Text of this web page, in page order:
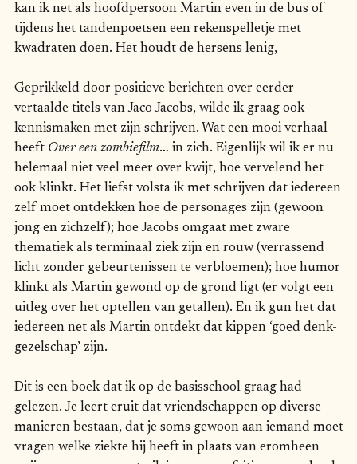
kan ik net als hoofdpersoon Martin even in de bus of
tijdens het tandenpoetsen een rekenspelletje met
kwadraten doen. Het houdt de hersens lenig,
Geprikkeld door positieve berichten over eerder
vertaalde titels van Jaco Jacobs, wilde ik graag ook
kennismaken met zijn schrijven. Wat een mooi verhaal
heeft Over een zombiefilm… in zich. Eigenlijk wil ik er nu
helemaal niet veel meer over kwijt, hoe vervelend het
ook klinkt. Het liefst volsta ik met schrijven dat iedereen
zelf moet ontdekken hoe de personages zijn (gewoon
jong en zichzelf); hoe Jacobs omgaat met zware
thematiek als terminaal ziek zijn en rouw (verrassend
licht zonder gebeurtenissen te verbloemen); hoe humor
klinkt als Martin gewond op de grond ligt (er volgt een
uitleg over het optellen van getallen). En ik gun het dat
iedereen net als Martin ontdekt dat kippen ‘goed denk-
gezelschap’ zijn.
Dit is een boek dat ik op de basisschool graag had
gelezen. Je leert eruit dat vriendschappen op diverse
manieren bestaan, dat je soms gewoon aan iemand moet
vragen welke ziekte hij heeft in plaats van eromheen